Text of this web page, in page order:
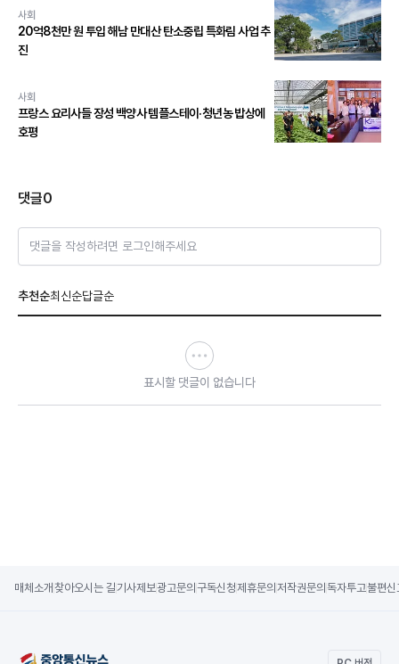
사회
20억8천만 원 투입 해남 만대산 탄소중립 특화림 사업 추
진
사회
프랑스 요리사들 장성 백양사 템플스테이·청년농 밥상에
호평
댓글0
댓글을 작성하려면 로그인해주세요
추천순최신순답글순
표시할 댓글이 없습니다
매체소개 찾아오시는 길기사제보광고문의 구독신청제휴문의 저작권문의 독자투고불편신